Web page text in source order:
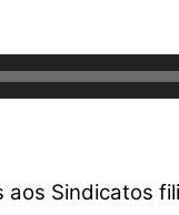
Sindicatos